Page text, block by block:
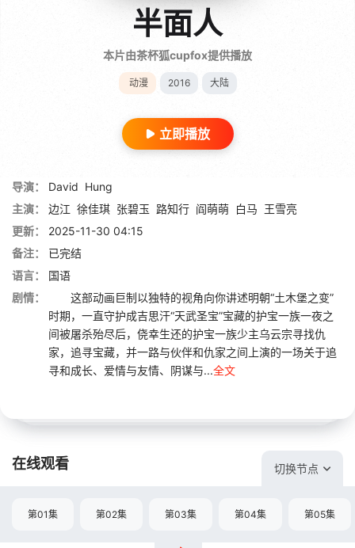
半面人
本片由茶杯狐cupfox提供播放
动漫 2016 大陆
立即播放
导演： David Hung
主演：
边江 徐佳琪 张碧玉 路知行 阎萌萌 白马 王雪亮
更新：
2025-11-30 04:15
备注：
已完结
语言：
国语
剧情：
这部动画巨制以独特的视角向你讲述明朝“土木堡之变”
时期，一直守护成吉思汗“天武圣宝”宝藏的护宝一族一夜之
间被屠杀殆尽后，侥幸生还的护宝一族少主乌云宗寻找仇
家，追寻宝藏，并一路与伙伴和仇家之间上演的一场关于追
寻和成长、爱情与友情、阴谋与...全文
在线观看 切换节点
第01集 第02集 第03集 第04集 第05集